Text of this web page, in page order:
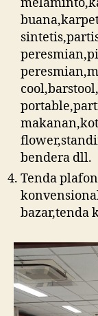
bendera dll.
Tenda
bazar,tenda